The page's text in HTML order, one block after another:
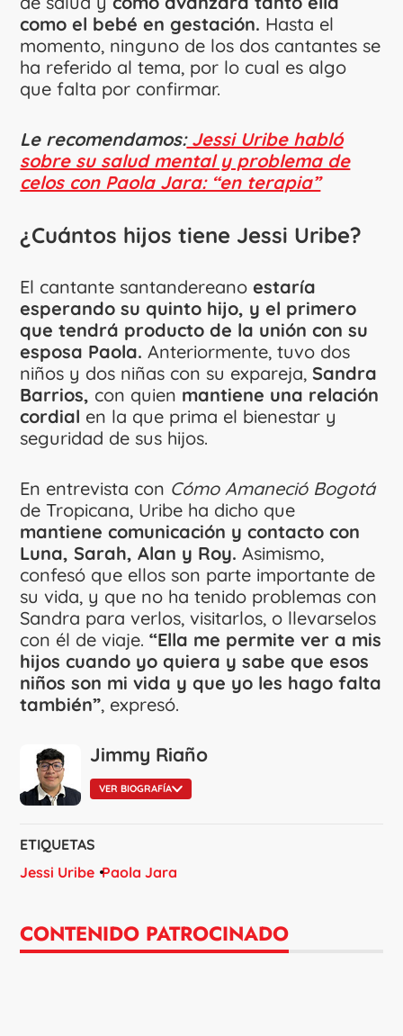
como el bebé en gestación. Hasta el
momento, ninguno de los dos cantantes se
ha referido al tema, por lo cual es algo
que falta por confirmar.
Le recomendamos:Jessi Uribe habló
sobre su salud mental y problema de
celos con Paola Jara: “en terapia”
¿Cuántos hijos tiene Jessi Uribe?
El cantante santandereanoestaría
esperando su quinto hijo, y el primero
que tendrá producto de la unión con su
esposa Paola. Anteriormente, tuvo dos
niños y dos niñas con su expareja,Sandra
Barrios, con quien mantiene una relación
cordial en la que prima el bienestar y
seguridad de sus hijos.
En entrevista con Cómo Amaneció Bogotá
de Tropicana, Uribe ha dicho que
mantiene comunicación y contacto con
Luna, Sarah, Alan y Roy. Asimismo,
confesó que ellos son parte importante de
su vida, y que no ha tenido problemas con
Sandra para verlos, visitarlos, o llevarselos
con él de viaje.“Ella me permite ver a mis
hijos cuando yo quiera y sabe que esos
niños son mi vida y que yo les hago falta
también”, expresó.
Jimmy Riaño
VER BIOGRAFÍA
ETIQUETAS
Jessi Uribe Paola Jara
CONTENIDO PATROCINADO